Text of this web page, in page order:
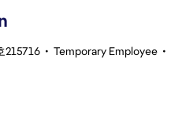
215716 • Temporary Employee •